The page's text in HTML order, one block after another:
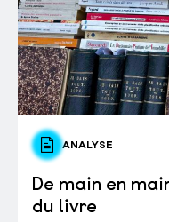
ANALYSE
De main en
du livre